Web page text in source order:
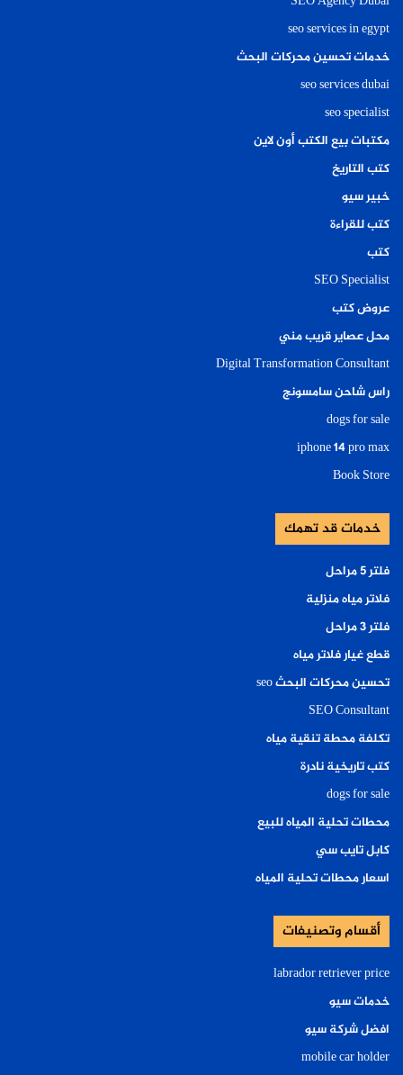
seo services in egypt
خدمات تحسين محركات البحث
seo services dubai
seo specialist
مكتبات بيع الكتب أون لاين
كتب التاريخ
خبير سيو
كتب للقراءة
كتب
SEO Specialist
عروض كتب
محل عصاير قريب مني
Digital Transformation Consultant
راس شاحن سامسونج
dogs for sale
iphone 14 pro max
Book Store
خدمات قد تهمك
فلتر ٥ مراحل
فلاتر مياه منزلية
فلتر ٣ مراحل
قطع غيار فلاتر مياه
تحسين محركات البحث seo
SEO Consultant
تكلفة محطة تنقية مياه
كتب تاريخية نادرة
dogs for sale
محطات تحلية المياه للبيع
كابل تايب سي
اسعار محطات تحلية المياه
أقسام وتصنيفات
labrador retriever price
خدمات سيو
افضل شركة سيو
mobile car holder